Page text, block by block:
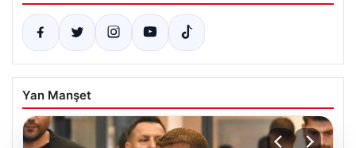
Yan Manşet